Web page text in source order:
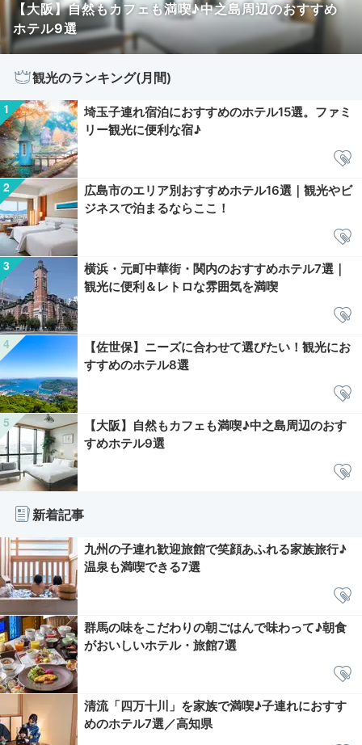
【大阪】自然もカフェも満喫♪中之島周辺のおすすめ
ホテル9選
観光のランキング(月間)
埼玉子連れ宿泊におすすめのホテル15選。ファミ
リー観光に便利な宿♪
広島市のエリア別おすすめホテル16選｜観光やビ
ジネスで泊まるならここ！
横浜・元町中華街・関内のおすすめホテル7選｜
観光に便利＆レトロな雰囲気を満喫
【佐世保】ニーズに合わせて選びたい！観光にお
すすめのホテル8選
【大阪】自然もカフェも満喫♪中之島周辺のおす
すめホテル9選
新着記事
九州の子連れ歓迎旅館で笑顔あふれる家族旅行♪
温泉も満喫できる7選
群馬の味をこだわりの朝ごはんで味わって♪朝食
がおいしいホテル・旅館7選
清流「四万十川」を家族で満喫♪子連れにおすす
めのホテル7選／高知県